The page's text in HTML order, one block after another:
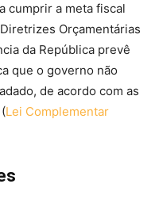
cumprir a meta fiscal
Orçamentárias
da República prevê
que o governo não
de acordo com as
Lei Complementar